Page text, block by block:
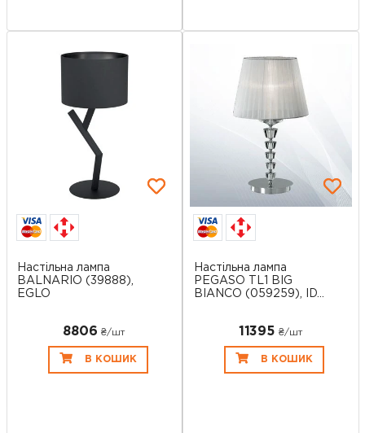
Настільна лампа
BALNARIO (39888),
EGLO
8806 ₴/шт
В КОШИК
Настільна лампа
PEGASO TL1 BIG
BIANCO (059259), ID...
11395 ₴/шт
В КОШИК